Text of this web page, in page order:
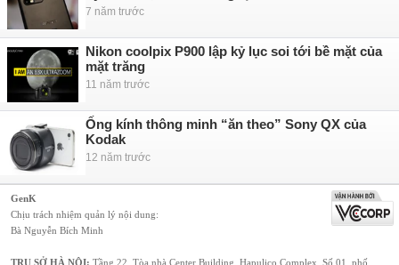
7 năm trước
Nikon coolpix P900 lập kỷ lục soi tới bề mặt của
mặt trăng
11 năm trước
Ống kính thông minh “ăn theo” Sony QX của
Kodak
12 năm trước
GenK
Chịu trách nhiệm quản lý nội dung:
Bà Nguyễn Bích Minh
TRỤ SỞ HÀ NỘI: Tầng 22, Tòa nhà Center Building, Hapulico Complex, Số 01, phố